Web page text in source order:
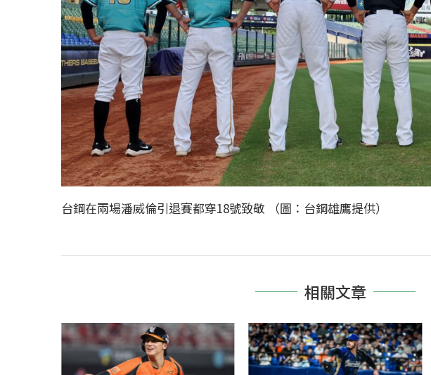
台鋼在兩場潘威倫引退賽都穿18號致敬 （圖：台鋼雄鷹提供）
相關文章